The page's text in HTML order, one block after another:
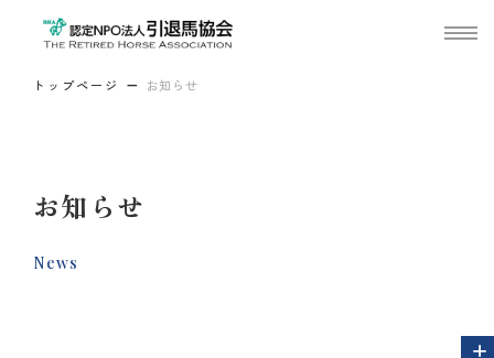
トップページ お知らせ
お知らせ
News